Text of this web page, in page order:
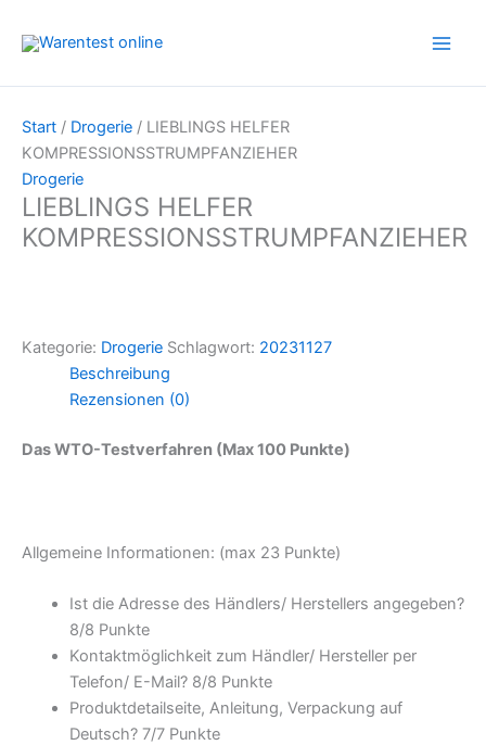
Inhalt
Start / Drogerie / LIEBLINGS HELFER
KOMPRESSIONSSTRUMPFANZIEHER
Drogerie
LIEBLINGS HELFER
KOMPRESSIONSSTRUMPFANZIEHER
Kategorie: Drogerie Schlagwort: 20231127
Beschreibung
Rezensionen (0)
Das WTO-Testverfahren (Max 100 Punkte)
Allgemeine Informationen: (max 23 Punkte)
Ist die Adresse des Händlers/ Herstellers angegeben?
8/8 Punkte
Kontaktmöglichkeit zum Händler/ Hersteller per
Telefon/ E-Mail? 8/8 Punkte
Produktdetailseite, Anleitung, Verpackung auf
Deutsch? 7/7 Punkte